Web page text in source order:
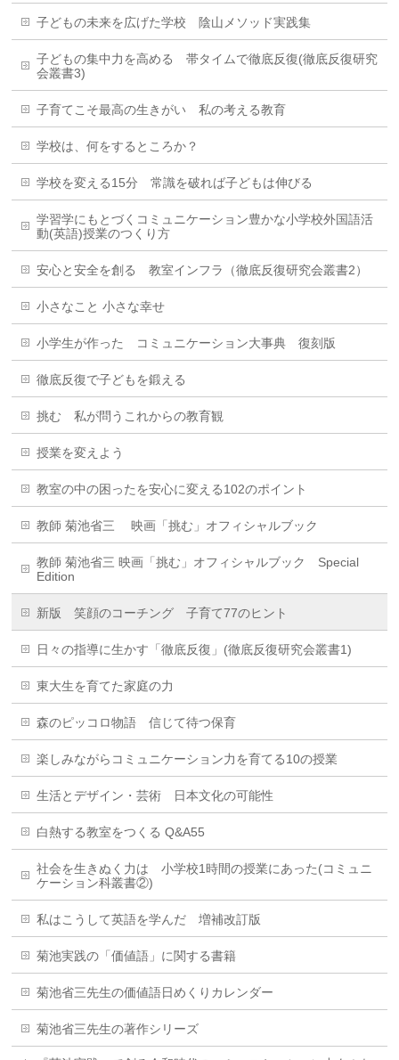
子どもの未来を広げた学校 陰山メソッド実践集
子どもの集中力を高める 帯タイムで徹底反復(徹底反復研究
会叢書3)
子育てこそ最高の生きがい 私の考える教育
学校は、何をするところか？
学校を変える15分 常識を破れば子どもは伸びる
学習学にもとづくコミュニケーション豊かな小学校外国語活
動(英語)授業のつくり方
安心と安全を創る 教室インフラ（徹底反復研究会叢書2）
小さなこと 小さな幸せ
小学生が作った コミュニケーション大事典 復刻版
徹底反復で子どもを鍛える
挑む 私が問うこれからの教育観
授業を変えよう
教室の中の困ったを安心に変える102のポイント
教師 菊池省三 映画「挑む」オフィシャルブック
教師 菊池省三 映画「挑む」オフィシャルブック Special
Edition
新版 笑顔のコーチング 子育て77のヒント
日々の指導に生かす「徹底反復」(徹底反復研究会叢書1)
東大生を育てた家庭の力
森のピッコロ物語 信じて待つ保育
楽しみながらコミュニケーション力を育てる10の授業
生活とデザイン・芸術 日本文化の可能性
白熱する教室をつくる Q&A55
社会を生きぬく力は 小学校1時間の授業にあった(コミュニ
ケーション科叢書②)
私はこうして英語を学んだ 増補改訂版
菊池実践の「価値語」に関する書籍
菊池省三先生の価値語日めくりカレンダー
菊池省三先生の著作シリーズ